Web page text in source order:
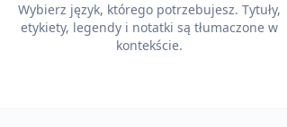
Wybierz język, którego potrzebujesz. Tytuły,
etykiety, legendy i notatki są tłumaczone w
kontekście.